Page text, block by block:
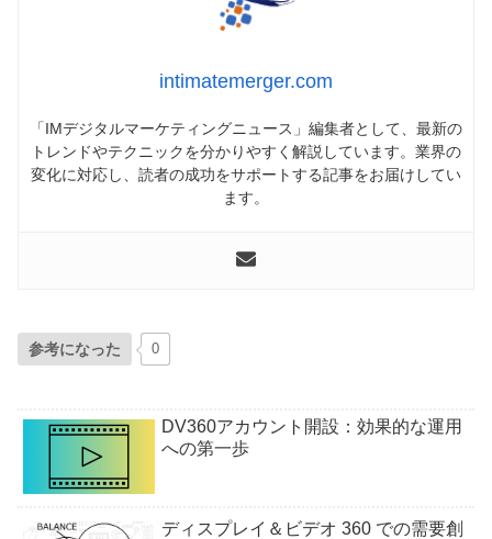
intimatemerger.com
「IMデジタルマーケティングニュース」編集者として、最新の
トレンドやテクニックを分かりやすく解説しています。業界の
変化に対応し、読者の成功をサポートする記事をお届けしてい
ます。
参考になった 0
DV360アカウント開設：効果的な運用
への第一歩
ディスプレイ＆ビデオ 360 での需要創